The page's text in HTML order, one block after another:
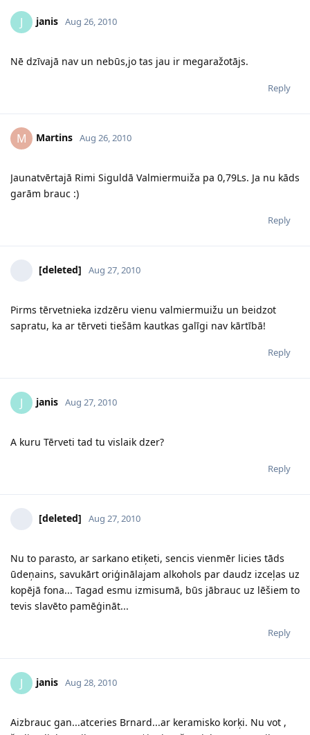
J janis Aug 26, 2010
Nē dzīvajā nav un nebūs,jo tas jau ir megaražotājs.
Reply
M Martins Aug 26, 2010
Jaunatvērtajā Rimi Siguldā Valmiermuiža pa 0,79Ls. Ja nu kāds
garām brauc :)
Reply
[deleted] Aug 27, 2010
Pirms tērvetnieka izdzēru vienu valmiermuižu un beidzot
sapratu, ka ar tērveti tiešām kautkas galīgi nav kārtībā!
Reply
J janis Aug 27, 2010
A kuru Tērveti tad tu vislaik dzer?
Reply
[deleted] Aug 27, 2010
Nu to parasto, ar sarkano etiķeti, sencis vienmēr licies tāds
ūdeņains, savukārt oriģinālajam alkohols par daudz izceļas uz
kopējā fona... Tagad esmu izmisumā, būs jābrauc uz lēšiem to
tevis slavēto pamēģināt...
Reply
J janis Aug 28, 2010
Aizbrauc gan...atceries Brnard...ar keramisko korķi. Nu vot ,